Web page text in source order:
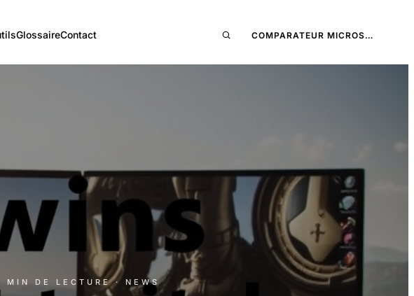
GlossaireContact COMPARATEUR MICROS…
MIN DE LECTURE · NEWS